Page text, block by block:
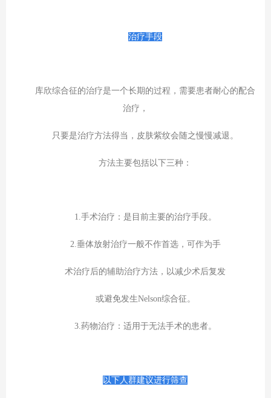
治疗手段
库欣综合征的治疗是一个长期的过程，需要患者耐心的配合
治疗，
只要是治疗方法得当，皮肤紫纹会随之慢慢减退。
方法主要包括以下三种：
1.手术治疗：是目前主要的治疗手段。
2.垂体放射治疗一般不作首选，可作为手
术治疗后的辅助治疗方法，以减少术后复发
或避免发生Nelson综合征。
3.药物治疗：适用于无法手术的患者。
以下人群建议进行筛查